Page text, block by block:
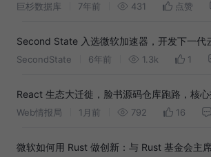
态
巨杉数据库 7年前 431 点赞
Second State 入选微软加速器，开发下一代
SecondState 6年前 1.3k 1
React 生态大迁徙，脸书源码仓库跑路，核
React 基金会！
Web情报局 1月前 792 16
微软如何用 Rust 做创新：与 Rust 基金会主